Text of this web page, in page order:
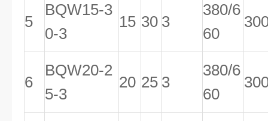
5
BQW15-3
0-3
15 30 3
380/6
60
6
BQW20-2
5-3
20 25 3
380/6
60